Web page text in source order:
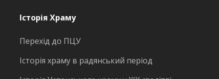
Історія Храму
Перехід до ПЦУ
Історія храму в радянський період